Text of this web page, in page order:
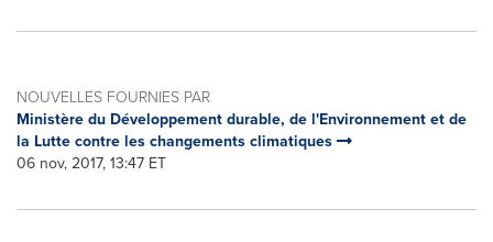
NOUVELLES FOURNIES PAR
Ministère du Développement durable, de l'Environnement et de
la Lutte contre les changements climatiques
06 nov, 2017, 13:47 ET